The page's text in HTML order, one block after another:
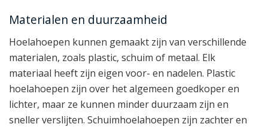
Materialen en duurzaamheid
Hoelahoepen kunnen gemaakt zijn van verschillende
materialen, zoals plastic, schuim of metaal. Elk
materiaal heeft zijn eigen voor- en nadelen. Plastic
hoelahoepen zijn over het algemeen goedkoper en
lichter, maar ze kunnen minder duurzaam zijn en
sneller verslijten. Schuimhoelahoepen zijn zachter en